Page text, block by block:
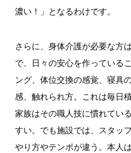
濃い！」となるわけです。
さらに、身体介護が必要な方
で、日々の安心を作っている
ング、体位交換の感覚、寝具
感、触れられ方。これは毎日
家族はその職人技に慣れてい
すい。でも施設では、スタッ
やり方やテンポが違う。本人